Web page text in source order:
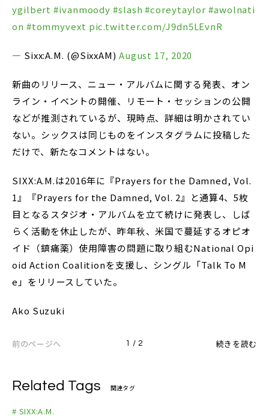
ygilbert #ivanmoody #slash #coreytaylor #awolnati
on #tommyvext pic.twitter.com/J9dn5LEvnR
— Sixx:A.M. (@SixxAM) August 17, 2020
新曲のリリース、ニュー・アルバムに関する発表、オン
ライン・イベントの開催、リモート・セッションの公開
などが推測されているが、現時点、詳細は明かされてい
ない。シックスは同じものをインスタグラムに投稿した
だけで、新たなコメントはない。
SIXX:A.M.は2016年に『Prayers for the Damned, Vol.
1』『Prayers for the Damned, Vol. 2』と通算4、5枚
目となるスタジオ・アルバムを立て続けに発表し、しば
らく活動を休止したが、昨年秋、米国で蔓延するオピオ
イド（鎮痛薬）使用障害の問題に取り組むNational Opi
oid Action Coalitionを支援し、シングル「Talk To M
e」をリリースしていた。
Ako Suzuki
前のページへ 1 / 2 続きを読む
Related Tags 関連タグ
# SIXX:A.M.